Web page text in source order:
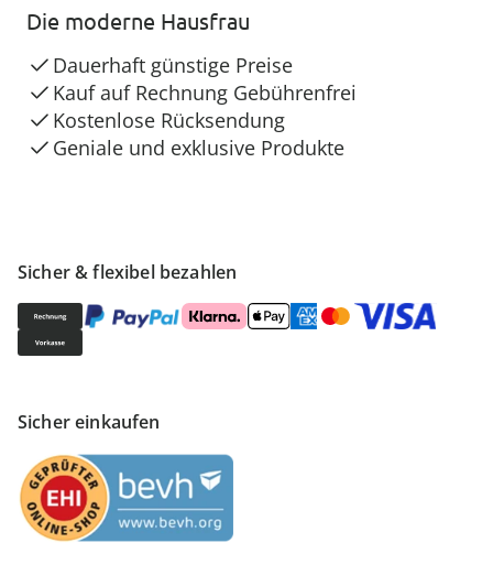
Sicher & flexibel bezahlen
Sicher einkaufen
Die moderne Hausfrau
Dauerhaft günstige Preise
Kauf auf Rechnung Gebührenfrei
Kostenlose Rücksendung
Geniale und exklusive Produkte